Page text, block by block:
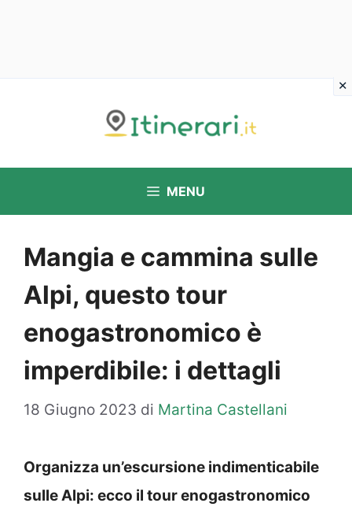
MENU
Mangia e cammina sulle
Alpi, questo tour
enogastronomico è
imperdibile: i dettagli
18 Giugno 2023 di Martina Castellani
Organizza un’escursione indimenticabile
sulle Alpi: ecco il tour enogastronomico